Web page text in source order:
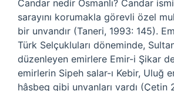
Candar nedir Osmanlı? Candar
sarayını korumakla görevli özel
bir unvandır (Taneri, 1993: 145).
Türk Selçukluları döneminde,
düzenleyen emirlere Emir-i Şikar
emirlerin Sipeh salar-ı Kebir, Uluğ
hâsbeg gibi unvanları vardı (Çetin